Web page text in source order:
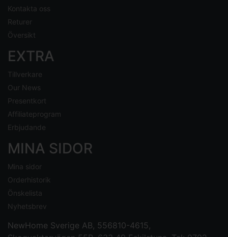
Kontakta oss
Returer
Översikt
EXTRA
Tillverkare
Our News
Presentkort
Affiliateprogram
Erbjudande
MINA SIDOR
Mina sidor
Orderhistorik
Önskelista
Nyhetsbrev
NewHome Sverige AB, 556810-4615,